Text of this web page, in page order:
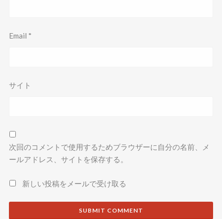
Email *
サイト
次回のコメントで使用するためブラウザーに自分の名前、メ
ールアドレス、サイトを保存する。
新しい投稿をメールで受け取る